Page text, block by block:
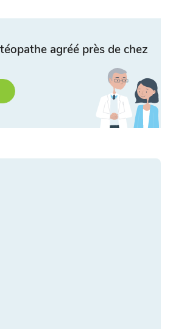
agréé près de chez